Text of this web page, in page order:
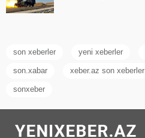
son xeberler yeni xeberler
son.xabar xeber.az son xeberler
sonxeber